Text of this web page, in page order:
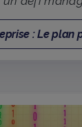
: Le plan